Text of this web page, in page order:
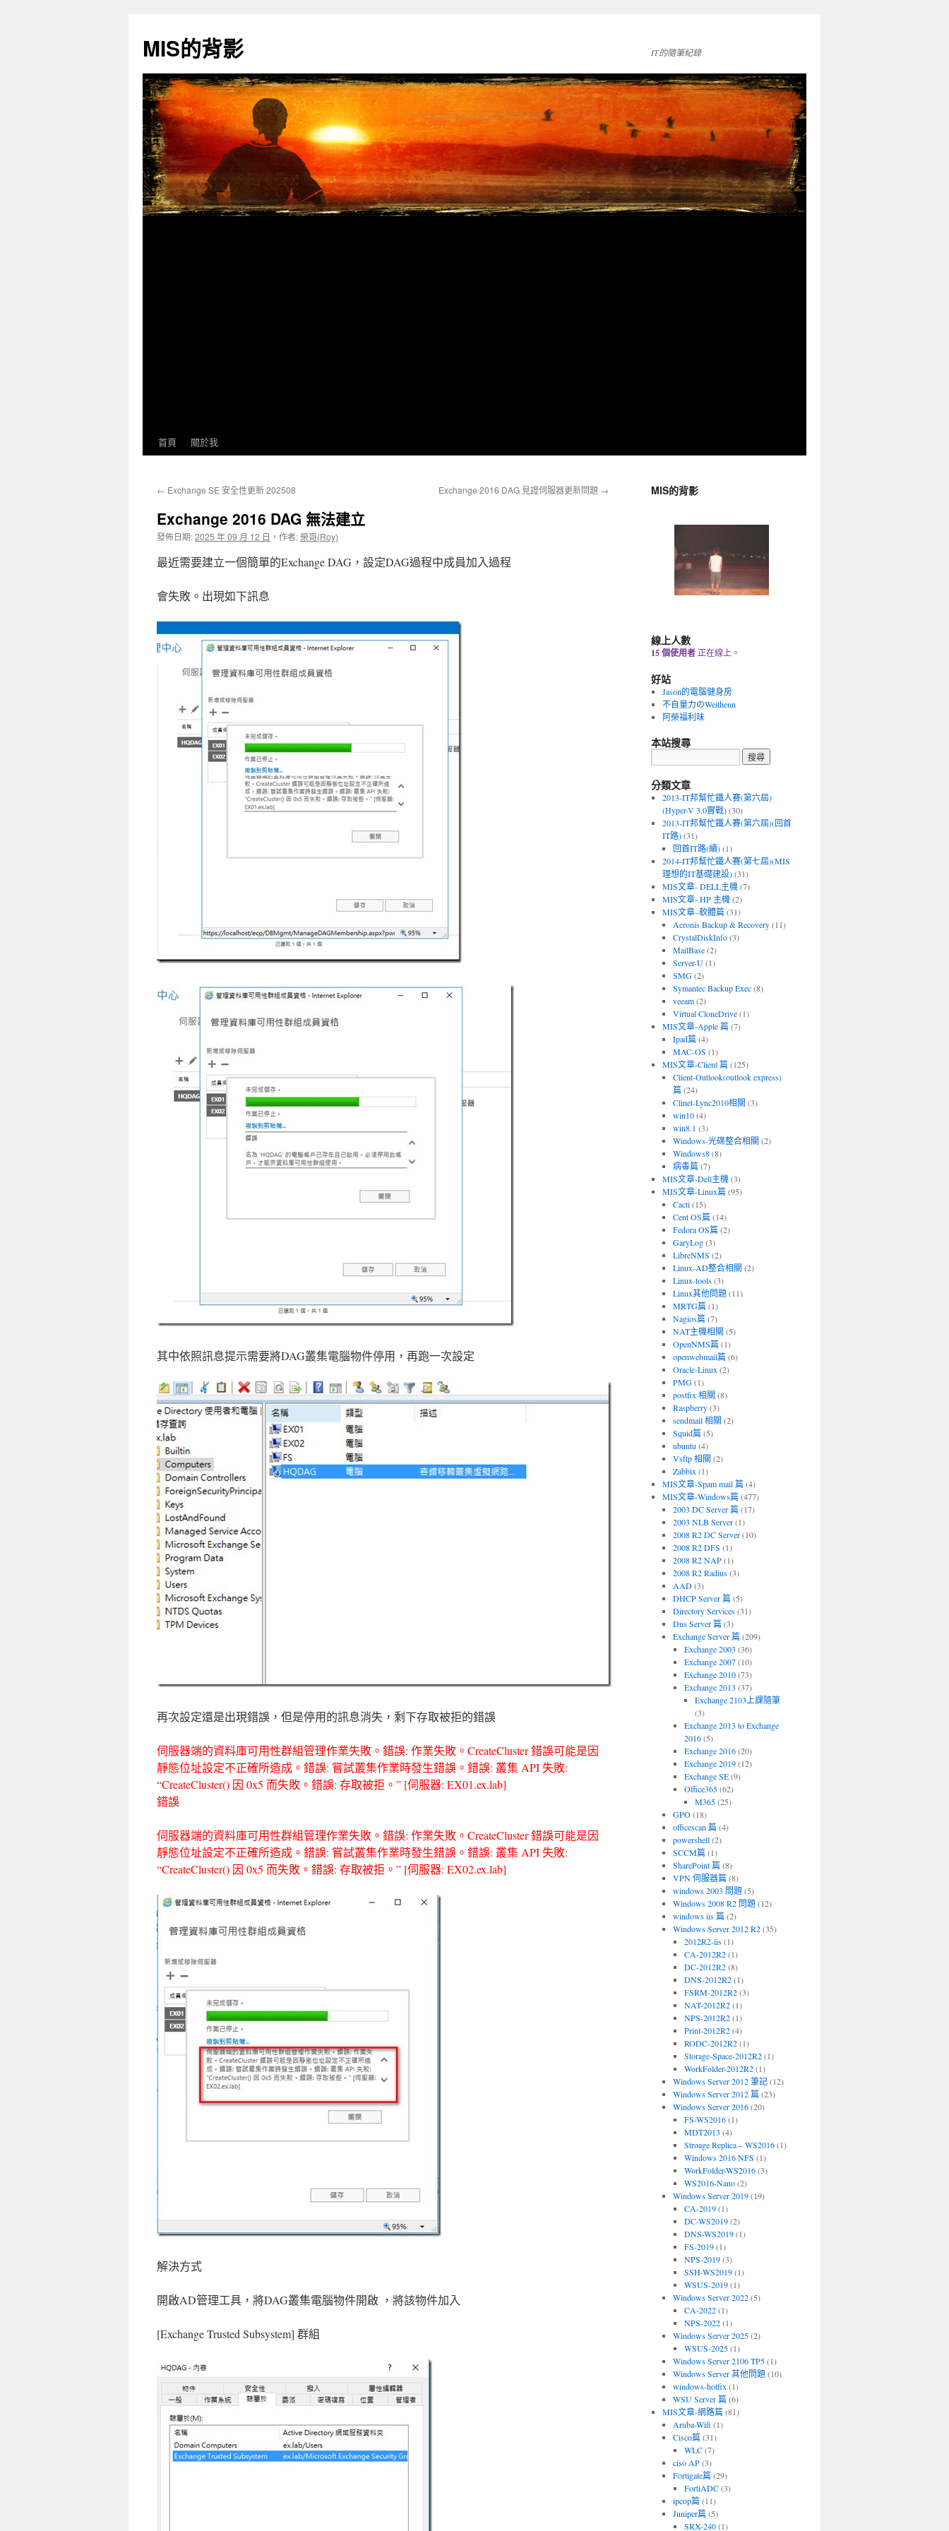
主
要
容
MIS的背影 IT的隨筆紀錄
首頁 關於我
← Exchange SE 安全性更新 202508 Exchange 2016 DAG 見證伺服器更新問題 →
Exchange 2016 DAG 無法建立
發佈日期:2025 年 09 月 12 日 ， 作者:榮哥(Roy)
最近需要建立一個簡單的Exchange DAG，設定DAG過程中成員加入過程
會失敗。出現如下訊息
其中依照訊息提示需要將DAG叢集電腦物件停用，再跑一次設定
再次設定還是出現錯誤，但是停用的訊息消失，剩下存取被拒的錯誤
伺服器端的資料庫可用性群組管理作業失敗。錯誤: 作業失敗。CreateCluster 錯誤可能是因
靜態位址設定不正確所造成。錯誤: 嘗試叢集作業時發生錯誤。錯誤: 叢集 API 失敗:
“CreateCluster() 因 0x5 而失敗。錯誤: 存取被拒。” [伺服器: EX01.ex.lab]
錯誤
伺服器端的資料庫可用性群組管理作業失敗。錯誤: 作業失敗。CreateCluster 錯誤可能是因
靜態位址設定不正確所造成。錯誤: 嘗試叢集作業時發生錯誤。錯誤: 叢集 API 失敗:
“CreateCluster() 因 0x5 而失敗。錯誤: 存取被拒。” [伺服器: EX02.ex.lab]
解決方式
開啟AD管理工具，將DAG叢集電腦物件開啟 ，將該物件加入
[Exchange Trusted Subsystem] 群組
MIS的背影
線上人數
15 個使用者 正在線上。
好站
Jason的電腦健身房
不自量力のWeithenn
阿榮福利味
本站搜尋
分類文章
2013-IT邦幫忙鐵人賽(第六屆)
(Hyper-V 3.0實戰)(30)
2013-IT邦幫忙鐵人賽(第六屆)(回首
IT路)(31)
回首IT路(續)(1)
2014-IT邦幫忙鐵人賽(第七屆)(MIS
理想的IT基礎建設)(31)
MIS文章- DELL主機(7)
MIS文章- HP 主機(2)
MIS文章–軟體篇(31)
Acronis Backup & Recovery(11)
CrystalDiskInfo(3)
MailBase(2)
Server-U(1)
SMG(2)
Symantec Backup Exec(8)
veeam(2)
Virtual CloneDrive(1)
MIS文章-Apple 篇(7)
Ipad篇(4)
MAC-OS (1)
MIS文章-Client 篇(125)
Client-Outlook(outlook express)
篇(24)
Clinet-Lync2010相關 (3)
win10(4)
win8.1 (3)
Windows-光碟整合相關 (2)
Windows8(8)
病毒篇(7)
MIS文章-Dell主機(3)
MIS文章-Linux篇(95)
Cacti(15)
Cent OS篇(14)
Fedora OS篇(2)
GaryLog(3)
LibreNMS (2)
Linux-AD整合相關 (2)
Linux-tools(3)
Linux其他問題(11)
MRTG篇(1)
Nagios篇(7)
NAT主機相關 (5)
OpenNMS篇(1)
openwebmail篇(6)
Oracle-Linux (2)
PMG(1)
postfix 相關 (8)
Raspberry(3)
sendmail 相關 (2)
Squid篇(5)
ubuntu (4)
Vsftp 相關 (2)
Zabbix (1)
MIS文章-Spam mail 篇(4)
MIS文章-Windows篇(477)
2003 DC Server 篇(17)
2003 NLB Server(1)
2008 R2 DC Server(10)
2008 R2 DFS (1)
2008 R2 NAP(1)
2008 R2 Radius(3)
AAD(3)
DHCP Server 篇(5)
Directory Services(31)
Dns Server 篇(3)
Exchange Server 篇(209)
Exchange 2003 (36)
Exchange 2007(10)
Exchange 2010(73)
Exchange 2013 (37)
Exchange 2103上課隨筆
(3)
Exchange 2013 to Exchange
2016(5)
Exchange 2016(20)
Exchange 2019(12)
Exchange SE(9)
Office365(62)
M365(25)
GPO(18)
officescan 篇(4)
powershell(2)
SCCM篇(1)
SharePoint 篇(8)
VPN 伺服器篇(8)
windows 2003 問題(5)
Windows 2008 R2 問題(12)
windows iis 篇(2)
Windows Server 2012 R2(35)
2012R2-iis(1)
CA-2012R2(1)
DC-2012R2(8)
DNS-2012R2(1)
FSRM-2012R2(3)
NAT-2012R2(1)
NPS-2012R2(1)
Print-2012R2(4)
RODC-2012R2(1)
Storage-Space-2012R2(1)
WorkFolder-2012R2(1)
Windows Server 2012 筆記(12)
Windows Server 2012 篇(23)
Windows Server 2016(20)
FS-WS2016(1)
MDT2013 (4)
Stroage Replica – WS2016(1)
Windows 2016 NFS (1)
WorkFolder-WS2016(3)
WS2016-Nano(2)
Windows Server 2019(19)
CA-2019(1)
DC-WS2019(2)
DNS-WS2019(1)
FS-2019(1)
NPS-2019(3)
SSH-WS2019(1)
WSUS-2019(1)
Windows Server 2022(5)
CA-2022(1)
NPS-2022(1)
Windows Server 2025(2)
WSUS-2025(1)
Windows Server 2106 TP5(1)
Windows Server 其他問題(10)
windows-hotfix (1)
WSU Server 篇(6)
MIS文章-網路篇(81)
Aruba-Wifi (1)
Cisco篇(31)
WLC(7)
ciso AP(3)
Fortigate篇(29)
FortiADC(3)
ipcop篇(11)
Juniper篇(5)
SRX-240(1)